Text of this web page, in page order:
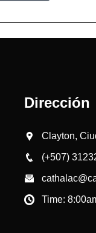
Dirección
Clayton,
(+507)
Time: